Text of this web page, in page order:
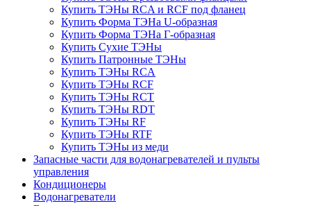
Купить ТЭНы RCA и RCF под фланец
Купить Форма ТЭНа U-образная
Купить Форма ТЭНа Г-образная
Купить Сухие ТЭНы
Купить Патронные ТЭНы
Купить ТЭНы RCA
Купить ТЭНы RCF
Купить ТЭНы RCT
Купить ТЭНы RDT
Купить ТЭНы RF
Купить ТЭНы RTF
Купить ТЭНы из меди
Запасные части для водонагревателей и пульты
управления
Кондиционеры
Водонагреватели